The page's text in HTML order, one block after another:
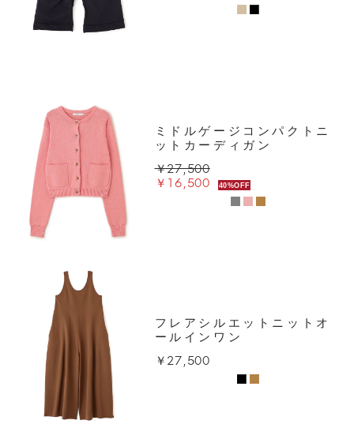
ミドルゲージコンパクトニ
ットカーディガン
￥27,500
￥16,500 40%OFF
フレアシルエットニットオ
ールインワン
￥27,500